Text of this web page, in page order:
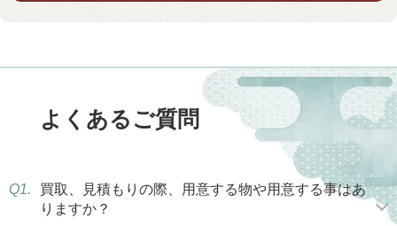
よくあるご質問
Q1.
買取、見積もりの際、用意する物や用意する事はあ
りますか？